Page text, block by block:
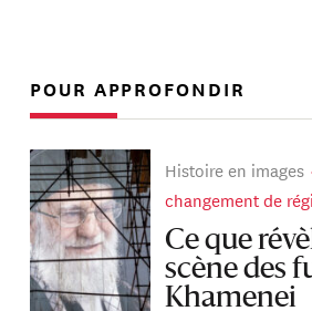
POUR APPROFONDIR
Histoire en images
changement de
Ce que
scène des
Khamenei